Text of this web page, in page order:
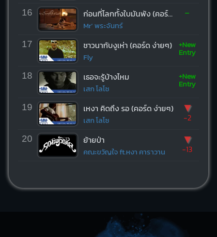
16 ก่อนที่โลกทั้งใบมันพัง (คอร์ด ง่ายๆ)
Mr’ พระจันทร์
-
17 ชาวนากับงูเห่า (คอร์ด ง่ายๆ)
Fly
+New
Entry
18 เธอจะรู้บ้างไหม
เสก โลโซ
+New
Entry
19 เหงา คิดถึง รอ (คอร์ด ง่ายๆ)
เสก โลโซ
▼
-2
20 ย้ายป่า
คณะขวัญใจ ft.หงา คาราวาน
▼
-13